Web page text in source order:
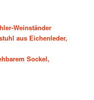
Weinständer
aus Eichenleder,
Sockel,